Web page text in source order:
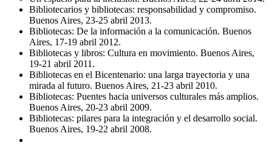
Bibliotecarios y bibliotecas: responsabilidad y compromiso.
Buenos Aires, 23-25 abril 2013.
Bibliotecas: De la información a la comunicación. Buenos
Aires, 17-19 abril 2012.
Bibliotecas y libros: Cultura en movimiento. Buenos Aires,
19-21 abril 2011.
Bibliotecas en el Bicentenario: una larga trayectoria y una
mirada al futuro. Buenos Aires, 21-23 abril 2010.
Bibliotecas: Puentes hacia universos culturales más amplios.
Buenos Aires, 20-23 abril 2009.
Bibliotecas: pilares para la integración y el desarrollo social.
Buenos Aires, 19-22 abril 2008.